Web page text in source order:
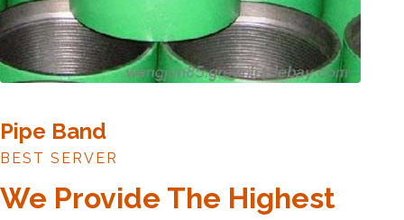
Pipe Band
BEST SERVER
We Provide The Highest